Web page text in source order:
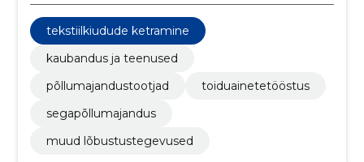
tekstiilkiudude ketramine
kaubandus ja teenused
põllumajandustootjad
toiduainetetööstus
segapõllumajandus
muud lõbustustegevused